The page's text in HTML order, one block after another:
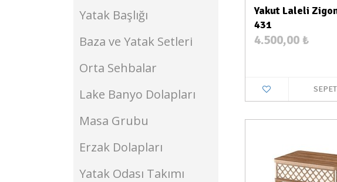
Yatak Başlığı
Baza ve Yatak Setleri
Orta Sehbalar
Lake Banyo Dolapları
Masa Grubu
Erzak Dolapları
Yatak Odası Takımı
Yakut Laleli
431
4.500,00 ₺